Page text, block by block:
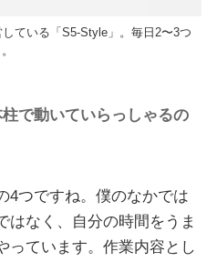
ている「S5-Style」。毎日2〜3つ
で動いていらっしゃるの
4つですね。僕のなかでは
はなく、自分の時間をうま
っています。作業内容とし